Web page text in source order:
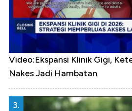
Video:Ekspansi Klinik Gigi,
Nakes Jadi Hambatan
3.